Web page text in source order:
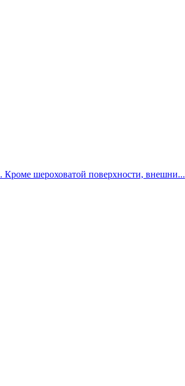
шероховатой поверхности, внешни...